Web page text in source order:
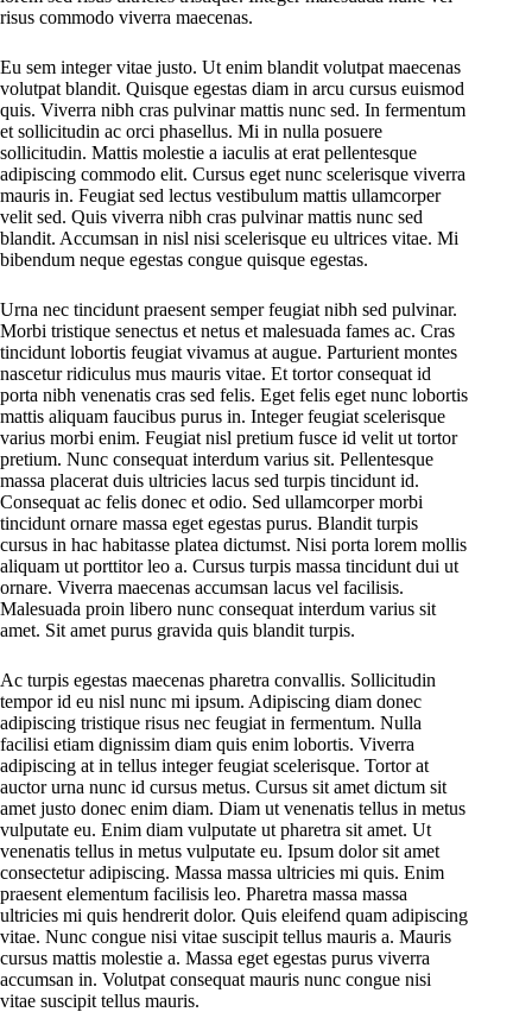
risus commodo viverra maecenas.
Eu sem integer vitae justo. Ut enim blandit volutpat maecenas
volutpat blandit. Quisque egestas diam in arcu cursus euismod
quis. Viverra nibh cras pulvinar mattis nunc sed. In fermentum
et sollicitudin ac orci phasellus. Mi in nulla posuere
sollicitudin. Mattis molestie a iaculis at erat pellentesque
adipiscing commodo elit. Cursus eget nunc scelerisque viverra
mauris in. Feugiat sed lectus vestibulum mattis ullamcorper
velit sed. Quis viverra nibh cras pulvinar mattis nunc sed
blandit. Accumsan in nisl nisi scelerisque eu ultrices vitae. Mi
bibendum neque egestas congue quisque egestas.
Urna nec tincidunt praesent semper feugiat nibh sed pulvinar.
Morbi tristique senectus et netus et malesuada fames ac. Cras
tincidunt lobortis feugiat vivamus at augue. Parturient montes
nascetur ridiculus mus mauris vitae. Et tortor consequat id
porta nibh venenatis cras sed felis. Eget felis eget nunc lobortis
mattis aliquam faucibus purus in. Integer feugiat scelerisque
varius morbi enim. Feugiat nisl pretium fusce id velit ut tortor
pretium. Nunc consequat interdum varius sit. Pellentesque
massa placerat duis ultricies lacus sed turpis tincidunt id.
Consequat ac felis donec et odio. Sed ullamcorper morbi
tincidunt ornare massa eget egestas purus. Blandit turpis
cursus in hac habitasse platea dictumst. Nisi porta lorem mollis
aliquam ut porttitor leo a. Cursus turpis massa tincidunt dui ut
ornare. Viverra maecenas accumsan lacus vel facilisis.
Malesuada proin libero nunc consequat interdum varius sit
amet. Sit amet purus gravida quis blandit turpis.
Ac turpis egestas maecenas pharetra convallis. Sollicitudin
tempor id eu nisl nunc mi ipsum. Adipiscing diam donec
adipiscing tristique risus nec feugiat in fermentum. Nulla
facilisi etiam dignissim diam quis enim lobortis. Viverra
adipiscing at in tellus integer feugiat scelerisque. Tortor at
auctor urna nunc id cursus metus. Cursus sit amet dictum sit
amet justo donec enim diam. Diam ut venenatis tellus in metus
vulputate eu. Enim diam vulputate ut pharetra sit amet. Ut
venenatis tellus in metus vulputate eu. Ipsum dolor sit amet
consectetur adipiscing. Massa massa ultricies mi quis. Enim
praesent elementum facilisis leo. Pharetra massa massa
ultricies mi quis hendrerit dolor. Quis eleifend quam adipiscing
vitae. Nunc congue nisi vitae suscipit tellus mauris a. Mauris
cursus mattis molestie a. Massa eget egestas purus viverra
accumsan in. Volutpat consequat mauris nunc congue nisi
vitae suscipit tellus mauris.